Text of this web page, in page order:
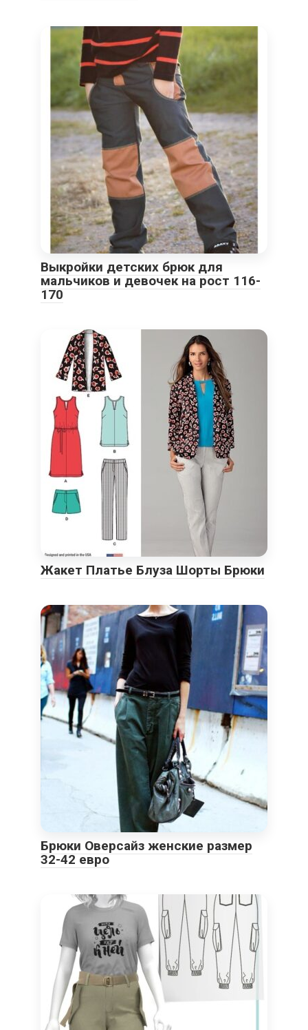
Выкройки детских брюк для
мальчиков и девочек на рост 116-
170
Жакет Платье Блуза Шорты Брюки
Брюки Оверсайз женские размер
32-42 евро